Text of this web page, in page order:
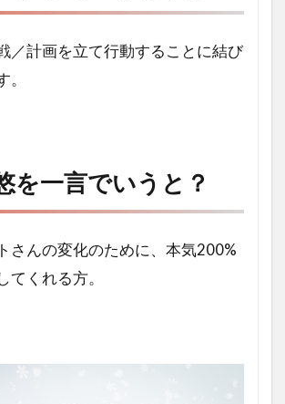
／計画を立て行動することに結び
を一言でいうと？
さんの変化のために、本気200%
てくれる方。